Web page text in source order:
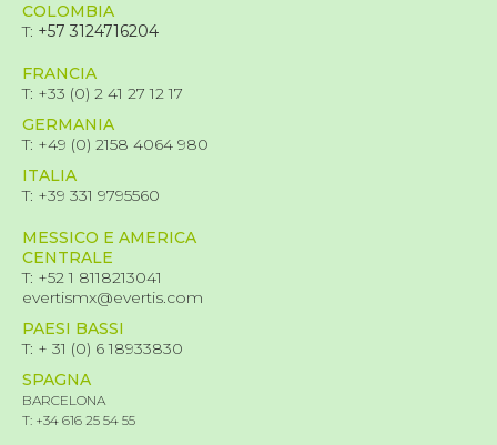
COLOMBIA
T: +57 3124716204
FRANCIA
T: +33 (0) 2 41 27 12 17
GERMANIA
T: +49 (0) 2158 4064 980
ITALIA
T: +39 331 9795560
MESSICO E AMERICA
CENTRALE
T: +52 1 8118213041
evertismx@evertis.com
PAESI BASSI
T: + 31 (0) 6 18933830
SPAGNA
BARCELONA
T: +34 616 25 54 55